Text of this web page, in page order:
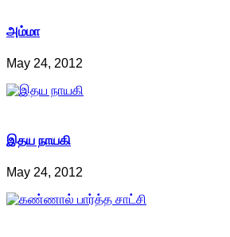
அம்மா
May 24, 2012
இதய நாயகி
May 24, 2012